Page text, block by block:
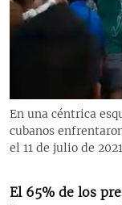
RADIO MARTÍ
LA REALIDAD DE
SER VIEJO EN
LOS SANTOS DE
EDITORIALES
SÍGUENOS
En una céntrica
cubanos
el 11 de julio de
El 65% de los